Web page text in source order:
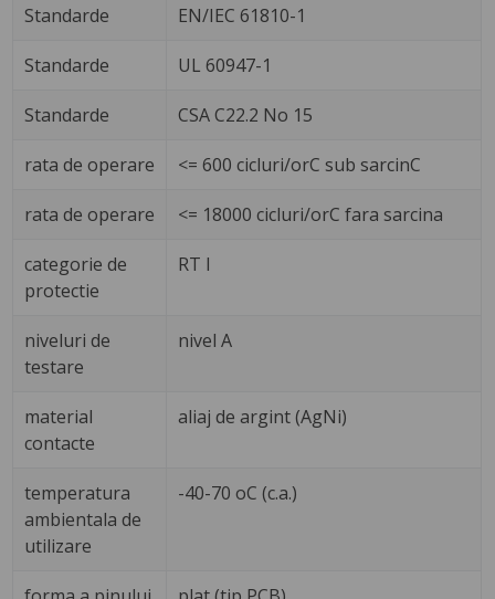
Standarde EN/IEC 61810-1
Standarde UL 60947-1
Standarde CSA C22.2 No 15
rata de operare <= 600 cicluri/orC sub sarcinC
rata de operare <= 18000 cicluri/orC fara sarcina
categorie de
protectie
RT I
niveluri de
testare
nivel A
material
contacte
aliaj de argint (AgNi)
temperatura
ambientala de
utilizare
-40-70 oC (c.a.)